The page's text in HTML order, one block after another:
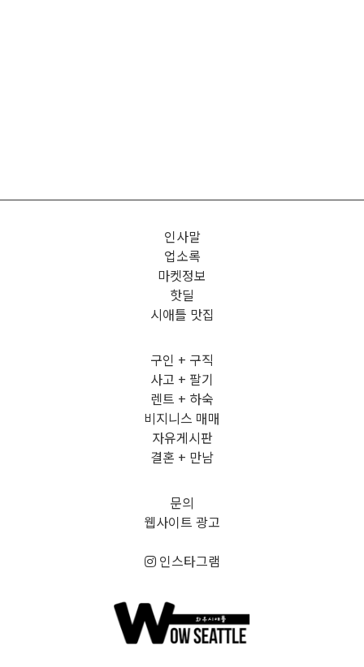
인사말
업소록
마켓정보
핫딜
시애틀 맛집
구인 + 구직
사고 + 팔기
렌트 + 하숙
비지니스 매매
자유게시판
결혼 + 만남
문의
웹사이트 광고
인스타그램